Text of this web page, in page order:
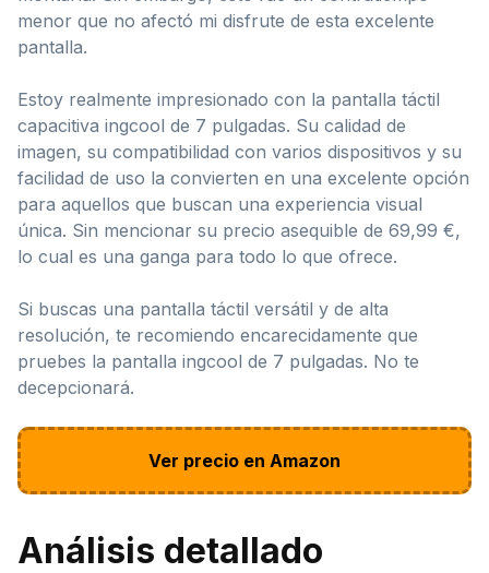
menor que no afectó mi disfrute de esta excelente
pantalla.
Estoy realmente impresionado con la pantalla táctil
capacitiva ingcool de 7 pulgadas. Su calidad de
imagen, su compatibilidad con varios dispositivos y su
facilidad de uso la convierten en una excelente opción
para aquellos que buscan una experiencia visual
única. Sin mencionar su precio asequible de 69,99 €,
lo cual es una ganga para todo lo que ofrece.
Si buscas una pantalla táctil versátil y de alta
resolución, te recomiendo encarecidamente que
pruebes la pantalla ingcool de 7 pulgadas. No te
decepcionará.
Ver precio en Amazon
Análisis detallado